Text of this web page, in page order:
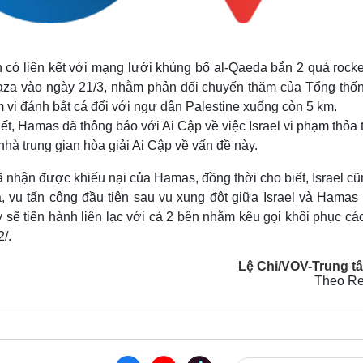
liên kết với mạng lưới khủng bố al-Qaeda bắn 2 quả
vào ngày 21/3, nhằm phản đối chuyến thăm của Tổng
đánh bắt cá đối với ngư dân Palestine xuống còn 5 km.
Hamas đã thông báo với Ai Cập về việc Israel vi phạm thỏa
trung gian hòa giải Ai Cập về vấn đề này.
được khiếu nại của Hamas, đồng thời cho biết, Israel
vụ tấn công đầu tiên sau vụ xung đột giữa Israel và Hamas
tiến hành liên lạc với cả 2 bên nhằm kêu gọi khôi phục
.
Lệ Chi/VOV-Trung
Theo